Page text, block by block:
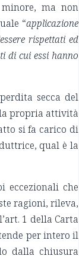
ma non
“applicazione
rispettati ed
di cui essi hanno
secca del
propria attività
si fa carico di
qual è la
eccezionali che
ragioni, rileva,
1 della Carta
per intero il
dalla chiusura